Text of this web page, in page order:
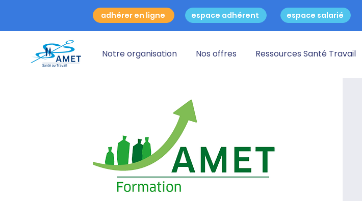
adhérer en ligne espace adhérent espace salarié
Notre organisation Nos offres Ressources Santé Travail